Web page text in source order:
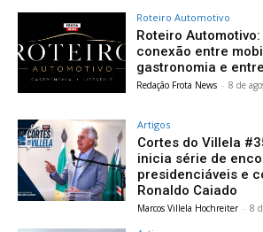
Roteiro Automotivo
Roteiro
conexão entre
gastronomia e
Redação Frota News - 8 de
Artigos
Cortes do Villela
inicia série de
presidenciáveis e
Ronaldo Caiado
Marcos Villela Hochreiter - 8